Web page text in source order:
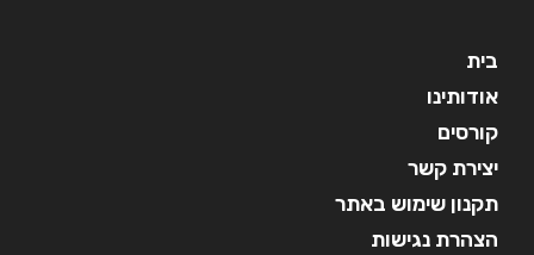
בית
אודותינו
קורסים
יצירת קשר
תקנון שימוש באתר
הצהרת נגישות